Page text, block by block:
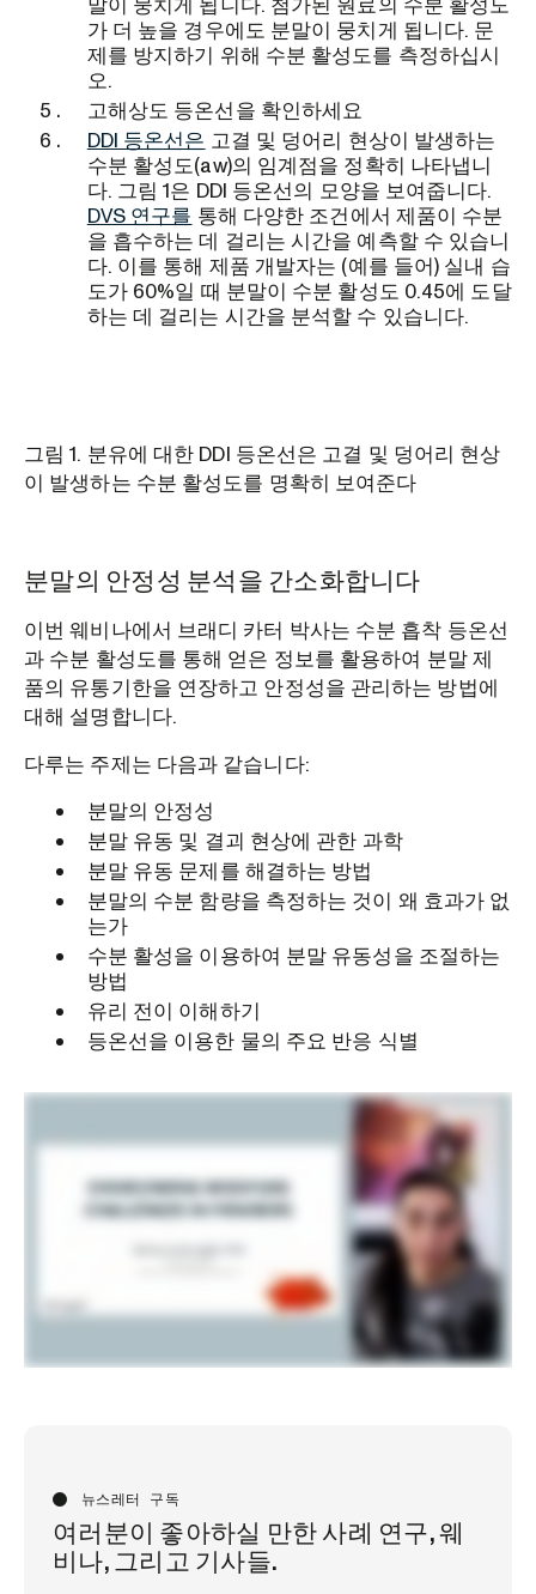
가 더 높을 경우에도 분말이 뭉치게 됩니다. 문
제를 방지하기 위해 수분 활성도를 측정하십시
오.
고해상도 등온선을 확인하세요
DDI 등온선은 고결 및 덩어리 현상이 발생하는
수분 활성도(aw)의 임계점을 정확히 나타냅니
다. 그림 1은 DDI 등온선의 모양을 보여줍니다.
DVS 연구를 통해 다양한 조건에서 제품이 수분
을 흡수하는 데 걸리는 시간을 예측할 수 있습니
다. 이를 통해 제품 개발자는 (예를 들어) 실내 습
도가 60%일 때 분말이 수분 활성도 0.45에 도달
하는 데 걸리는 시간을 분석할 수 있습니다.
그림 1. 분유에 대한 DDI 등온선은 고결 및 덩어리 현상
이 발생하는 수분 활성도를 명확히 보여준다
분말의 안정성 분석을 간소화합니다
이번 웨비나에서 브래디 카터 박사는 수분 흡착 등온선
과 수분 활성도를 통해 얻은 정보를 활용하여 분말 제
품의 유통기한을 연장하고 안정성을 관리하는 방법에
대해 설명합니다.
다루는 주제는 다음과 같습니다:
분말의 안정성
분말 유동 및 결괴 현상에 관한 과학
분말 유동 문제를 해결하는 방법
분말의 수분 함량을 측정하는 것이 왜 효과가 없
는가
수분 활성을 이용하여 분말 유동성을 조절하는
방법
유리 전이 이해하기
등온선을 이용한 물의 주요 반응 식별
뉴스레터 구독
여러분이 좋아하실 만한 사례 연구, 웨
비나, 그리고 기사들.